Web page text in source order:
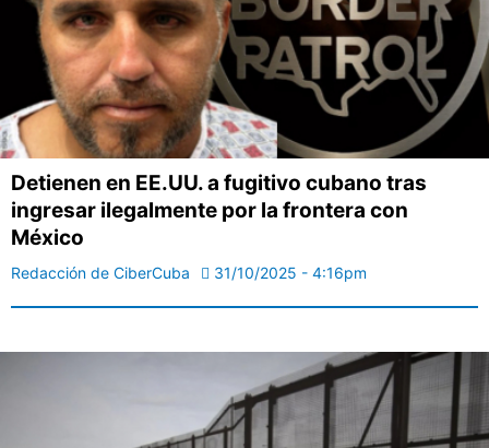
Detienen en EE.UU. a fugitivo cubano tras
ingresar ilegalmente por la frontera con
México
Redacción de CiberCuba 31/10/2025 - 4:16pm